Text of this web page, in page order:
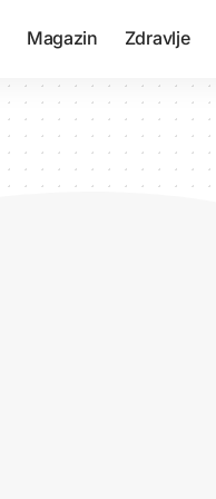
Magazin Zdravlje